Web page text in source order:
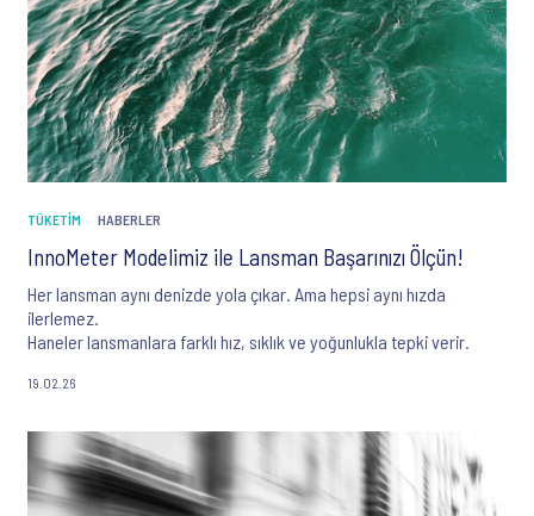
TÜKETIM HABERLER
InnoMeter Modelimiz ile Lansman Başarınızı Ölçün!
Her lansman aynı denizde yola çıkar. Ama hepsi aynı hızda
ilerlemez.
Haneler lansmanlara farklı hız, sıklık ve yoğunlukla tepki verir.
19.02.26